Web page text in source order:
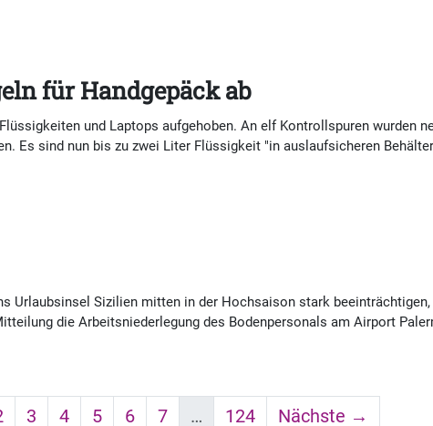
für Handgepäck ab
und Laptops aufgehoben. An elf Kontrollspuren wurden
Es sind nun bis zu zwei Liter Flüssigkeit "in auslaufsicheren
Urlaubsinsel Sizilien mitten in der Hochsaison stark
die Arbeitsniederlegung des Bodenpersonals am Airport
3 4 5 6 7 … 124 Nächste →